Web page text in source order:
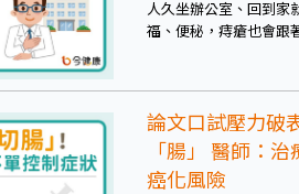
人久坐辦公室、回到家
福、便秘，痔瘡也會跟
腫瘤溫熱治療中心張伸
論文口試壓力破
「腸」 醫師：
癌化風險